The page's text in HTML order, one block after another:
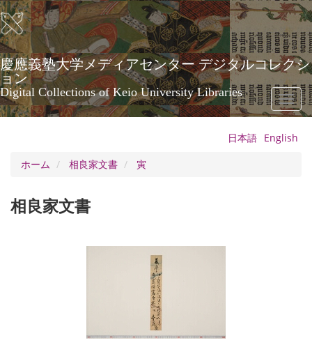
メ
イ
ン
コ
ン
テ
ン
ツ
に
慶應義塾大学メディアセンター デジタルコレクシ
ョン
Digital Collections of Keio University Libraries
Toggle
日本語 English
ホーム
相良家文書 寅
相良家文書